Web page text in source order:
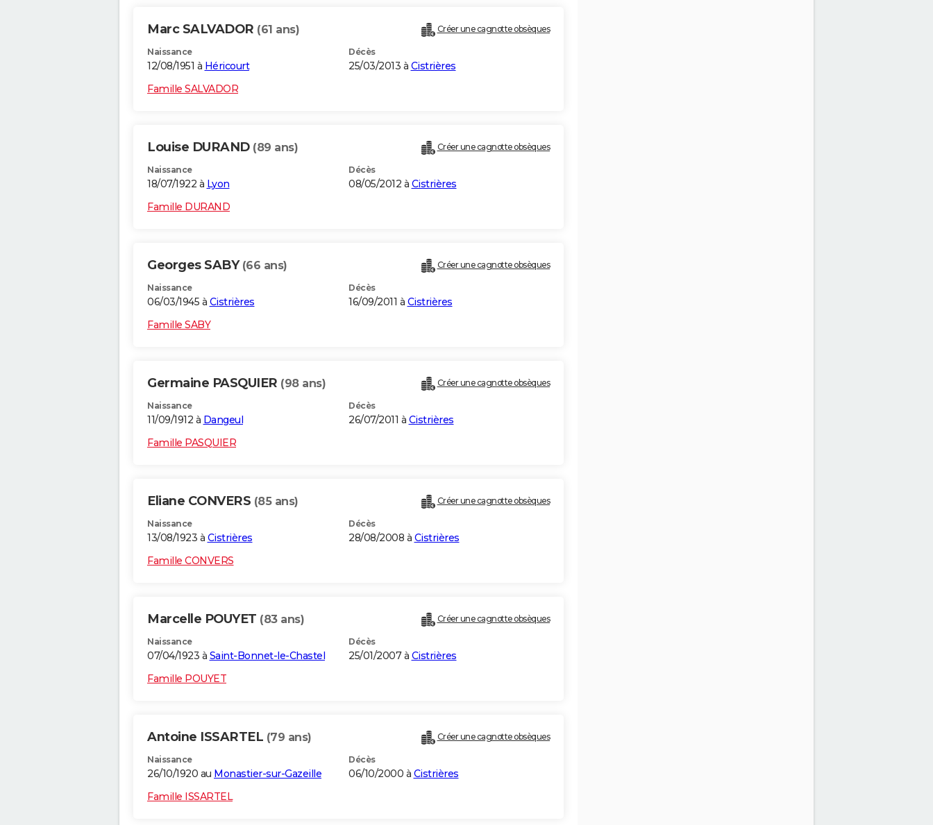
Marc SALVADOR (61 ans) Créer une cagnotte obsèques
Naissance
12/08/1951 à Héricourt
Décès
25/03/2013 à Cistrières
Famille SALVADOR
Louise DURAND (89 ans) Créer une cagnotte obsèques
Naissance
18/07/1922 à Lyon
Décès
08/05/2012 à Cistrières
Famille DURAND
Georges SABY (66 ans) Créer une cagnotte obsèques
Naissance
06/03/1945 à Cistrières
Décès
16/09/2011 à Cistrières
Famille SABY
Germaine PASQUIER (98 ans) Créer une cagnotte obsèques
Naissance
11/09/1912 à Dangeul
Décès
26/07/2011 à Cistrières
Famille PASQUIER
Eliane CONVERS (85 ans) Créer une cagnotte obsèques
Naissance
13/08/1923 à Cistrières
Décès
28/08/2008 à Cistrières
Famille CONVERS
Marcelle POUYET (83 ans) Créer une cagnotte obsèques
Naissance
07/04/1923 à Saint-Bonnet-le-Chastel
Décès
25/01/2007 à Cistrières
Famille POUYET
Antoine ISSARTEL (79 ans) Créer une cagnotte obsèques
Naissance
26/10/1920 au Monastier-sur-Gazeille
Décès
06/10/2000 à Cistrières
Famille ISSARTEL